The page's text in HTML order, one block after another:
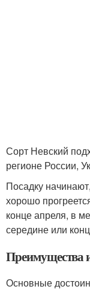
Сорт Невский
регионе России,
Посадку
хорошо
конце апреля, в
середине или
Преимущества
Основные